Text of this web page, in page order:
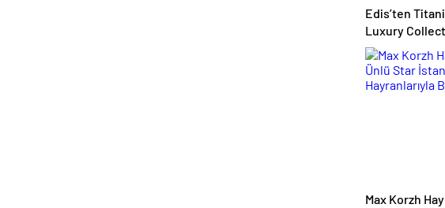
Edis’ten
Luxury
Bodrum’da Bayram
Gecesine
Vuran
Max Korzh